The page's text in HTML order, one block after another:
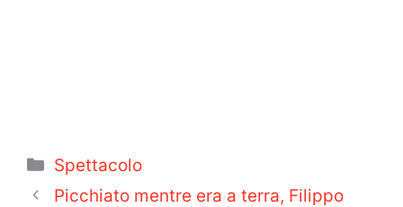
Categorie
Spettacolo
Picchiato mentre era a terra, Filippo